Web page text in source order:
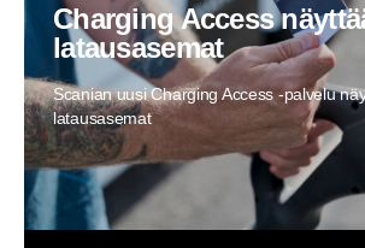
Charging Access näyttää julkiset
latausasemat
Scanian uusi Charging Access -palvelu
latausasemat